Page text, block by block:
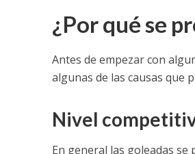
¿Por qué se
Antes de empezar con
algunas de las causas que
Nivel
En general las goleadas